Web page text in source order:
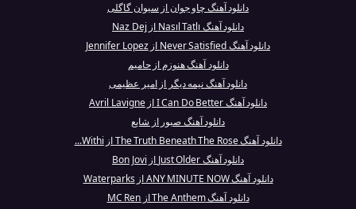
دانلود آهنگ چاو جوان از سیوان گاگلی
دانلود آهنگ Nasıl Tatlı از Naz Dej
دانلود آهنگ Never Satisfied از Jennifer Lopez
دانلود آهنگ هنوزم از حامیم
دانلود آهنگ نیمه دیگر از امیر عظیمی
دانلود آهنگ I Can Do Better از Avril Lavigne
دانلود آهنگ صبور از شایع
دانلود آهنگ The Truth Beneath The Rose از Withi...
دانلود آهنگ Just Older از Bon Jovi
دانلود آهنگ ANY MINUTE NOW از Waterparks
دانلود آهنگ The Anthem از MC Ren